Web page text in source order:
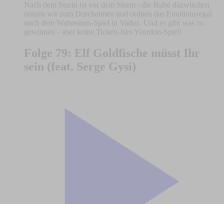
Nach dem Sturm ist vor dem Sturm - die Ruhe dazwischen
nutzen wir zum Durchatmen und ordnen das Emotionsregal
nach dem Wahnsinns-Spiel in Vaduz. Und es gibt was zu
gewinnen - aber keine Tickets fürs Yverdon-Spiel!
Folge 79: Elf Goldfische müsst Ihr
sein (feat. Serge Gysi)